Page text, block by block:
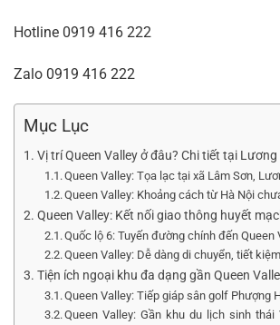
Hotline 0919 416 222
Zalo 0919 416 222
Mục Lục
Vị trí Queen Valley ở đâu? Chi tiết tại Lương
Queen Valley: Tọa lạc tại xã Lâm Sơn,
Queen Valley: Khoảng cách từ Hà Nội
Queen Valley: Kết nối giao thông huyết
Quốc lộ 6: Tuyến đường chính đến Queen
Queen Valley: Dễ dàng di chuyển, tiết
Tiện ích ngoại khu đa dạng gần Queen
Queen Valley: Tiếp giáp sân golf Phượng
Queen Valley: Gần khu du lịch sinh thái